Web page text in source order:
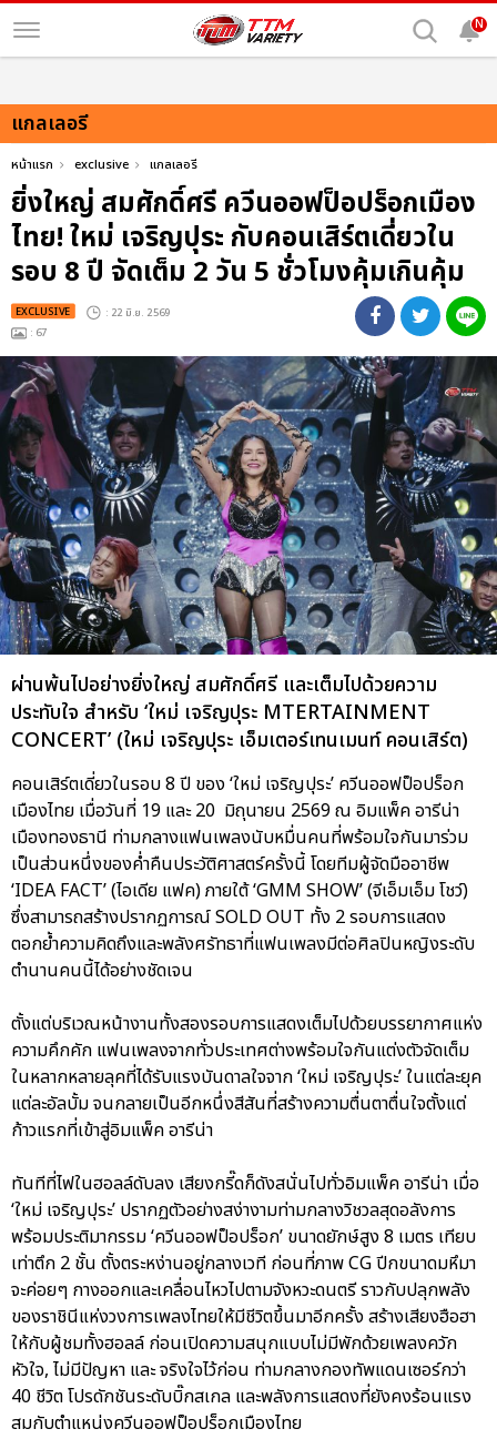
N
แกลเลอรี
หน้าแรก exclusive แกลเลอรี
ยิ่งใหญ่ สมศักดิ์ศรี ควีนออฟป็อปร็อกเมือง
ไทย! ใหม่ เจริญปุระ กับคอนเสิร์ตเดี่ยวใน
รอบ 8 ปี จัดเต็ม 2 วัน 5 ชั่วโมงคุ้มเกินคุ้ม
EXCLUSIVE : 22 มิ.ย. 2569
: 67
ผ่านพ้นไปอย่างยิ่งใหญ่ สมศักดิ์ศรี และเต็มไปด้วยความ
ประทับใจ สำหรับ ‘ใหม่ เจริญปุระ MTERTAINMENT
CONCERT’ (ใหม่ เจริญปุระ เอ็มเตอร์เทนเมนท์ คอนเสิร์ต)
คอนเสิร์ตเดี่ยวในรอบ 8 ปี ของ ‘ใหม่ เจริญปุระ’ ควีนออฟป็อปร็อก
เมืองไทย เมื่อวันที่ 19 และ 20 มิถุนายน 2569 ณ อิมแพ็ค อารีน่า
เมืองทองธานี ท่ามกลางแฟนเพลงนับหมื่นคนที่พร้อมใจกันมาร่วม
เป็นส่วนหนึ่งของค่ำคืนประวัติศาสตร์ครั้งนี้ โดยทีมผู้จัดมืออาชีพ
‘IDEA FACT’ (ไอเดีย แฟค) ภายใต้ ‘GMM SHOW’ (จีเอ็มเอ็ม โชว์)
ซึ่งสามารถสร้างปรากฏการณ์ SOLD OUT ทั้ง 2 รอบการแสดง
ตอกย้ำความคิดถึงและพลังศรัทธาที่แฟนเพลงมีต่อศิลปินหญิงระดับ
ตำนานคนนี้ได้อย่างชัดเจน
ตั้งแต่บริเวณหน้างานทั้งสองรอบการแสดงเต็มไปด้วยบรรยากาศแห่ง
ความคึกคัก แฟนเพลงจากทั่วประเทศต่างพร้อมใจกันแต่งตัวจัดเต็ม
ในหลากหลายลุคที่ได้รับแรงบันดาลใจจาก ‘ใหม่ เจริญปุระ’ ในแต่ละยุค
แต่ละอัลบั้ม จนกลายเป็นอีกหนึ่งสีสันที่สร้างความตื่นตาตื่นใจตั้งแต่
ก้าวแรกที่เข้าสู่อิมแพ็ค อารีน่า
ทันทีที่ไฟในฮอลล์ดับลง เสียงกรี๊ดก็ดังสนั่นไปทั่วอิมแพ็ค อารีน่า เมื่อ
‘ใหม่ เจริญปุระ’ ปรากฏตัวอย่างสง่างามท่ามกลางวิชวลสุดอลังการ
พร้อมประติมากรรม ‘ควีนออฟป็อปร็อก’ ขนาดยักษ์สูง 8 เมตร เทียบ
เท่าตึก 2 ชั้น ตั้งตระหง่านอยู่กลางเวที ก่อนที่ภาพ CG ปีกขนาดมหึมา
จะค่อยๆ กางออกและเคลื่อนไหวไปตามจังหวะดนตรี ราวกับปลุกพลัง
ของราชินีแห่งวงการเพลงไทยให้มีชีวิตขึ้นมาอีกครั้ง สร้างเสียงฮือฮา
ให้กับผู้ชมทั้งฮอลล์ ก่อนเปิดความสนุกแบบไม่มีพักด้วยเพลงควัก
หัวใจ, ไม่มีปัญหา และ จริงใจไว้ก่อน ท่ามกลางกองทัพแดนเซอร์กว่า
40 ชีวิต โปรดักชันระดับบิ๊กสเกล และพลังการแสดงที่ยังคงร้อนแรง
สมกับตำแหน่งควีนออฟป็อปร็อกเมืองไทย